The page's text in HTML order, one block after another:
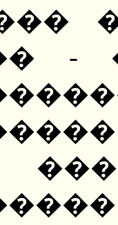
-